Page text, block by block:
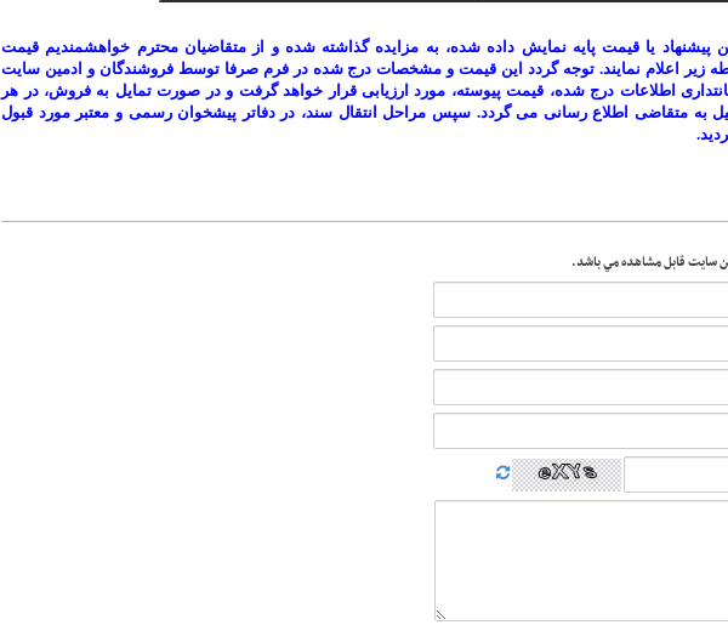
پیشنهاد یا قیمت پایه نمایش داده شده، به مزایده گذاشته شده و از متقاضیان محترم خواهشمندیم قیمت
زیر اعلام نمایند. توجه گردد این قیمت و مشخصات درج شده در فرم صرفا توسط فروشندگان و ادمین سایت
اطلاعات درج شده، قیمت پیوسته، مورد ارزیابی قرار خواهد گرفت و در صورت تمایل به فروش، در هر
به متقاضی اطلاع رسانی می گردد. سپس مراحل انتقال سند، در دفاتر پیشخوان رسمی و معتبر مورد قبول
سايت قابل مشاهده مي باشد.